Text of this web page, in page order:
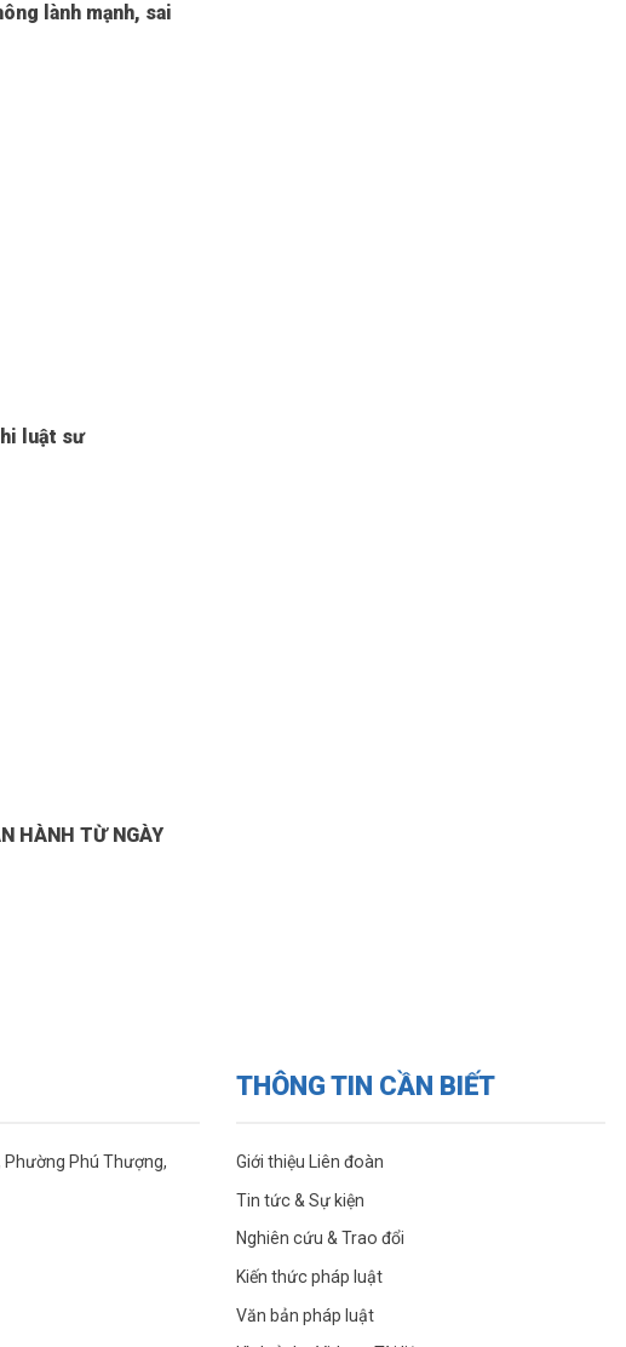
lành mạnh, sai
luật sư
HÀNH TỪ NGÀY
Phường Phú Thượng,
THÔNG TIN CẦN BIẾT
Giới thiệu Liên đoàn
Tin tức & Sự kiện
Nghiên cứu & Trao đổi
Kiến thức pháp luật
Văn bản pháp luật